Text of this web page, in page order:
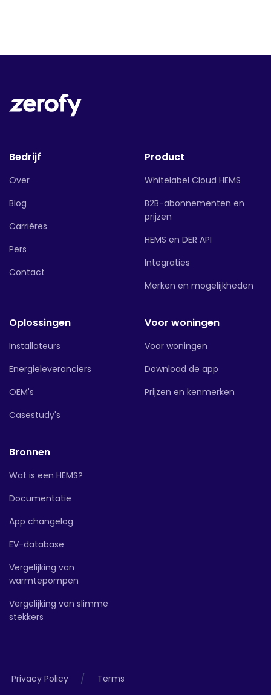
Bedrijf
Over
Blog
Carrières
Pers
Contact
Product
Whitelabel Cloud HEMS
B2B-abonnementen en
prijzen
HEMS en DER API
Integraties
Merken en mogelijkheden
Oplossingen
Installateurs
Energieleveranciers
OEM's
Casestudy's
Voor woningen
Voor woningen
Download de app
Prijzen en kenmerken
Bronnen
Wat is een HEMS?
Documentatie
App changelog
EV-database
Vergelijking van
warmtepompen
Vergelijking van slimme
stekkers
Privacy Policy / Terms